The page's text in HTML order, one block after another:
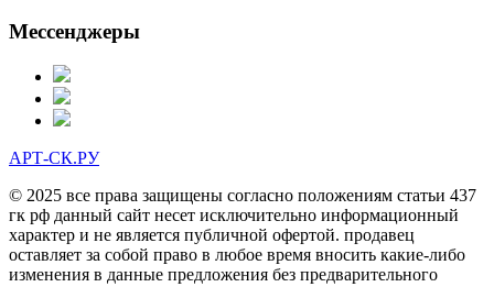
Мессенджеры
АРТ-СК.РУ
© 2025 все права защищены согласно положениям статьи 437
гк рф данный сайт несет исключительно информационный
характер и не является публичной офертой. продавец
оставляет за собой право в любое время вносить какие-либо
изменения в данные предложения без предварительного